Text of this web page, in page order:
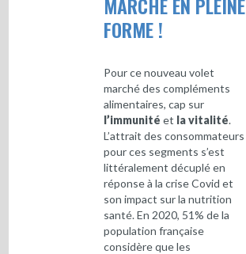
FORME !
Pour ce nouveau volet
marché des compléments
alimentaires, cap sur
l’immunitéet la vitalité.
L’attrait des consommateurs
pour ces segments s’est
littéralement décuplé en
réponse à la crise Covid et
son impact sur la nutrition
santé. En 2020, 51% de la
population française
considère que les